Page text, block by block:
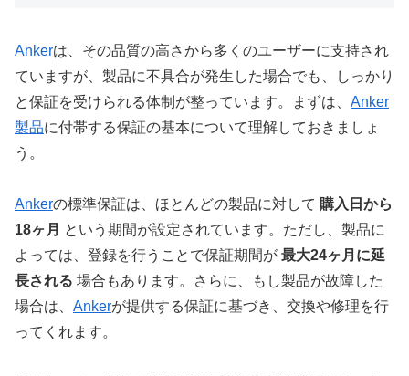
Ankerは、その品質の高さから多くのユーザーに支持され
ていますが、製品に不具合が発生した場合でも、しっかり
と保証を受けられる体制が整っています。まずは、 Anker
製品に付帯する保証の基本について理解しておきましょ
う。
Ankerの標準保証は、ほとんどの製品に対して 購入日から
18ヶ月 という期間が設定されています。ただし、製品に
よっては、登録を行うことで保証期間が 最大24ヶ月に延
長される 場合もあります。さらに、もし製品が故障した
場合は、 Ankerが提供する保証に基づき、交換や修理を行
ってくれます。